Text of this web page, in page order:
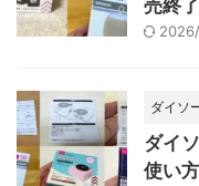
売終
ダイソ
ダイ
使い